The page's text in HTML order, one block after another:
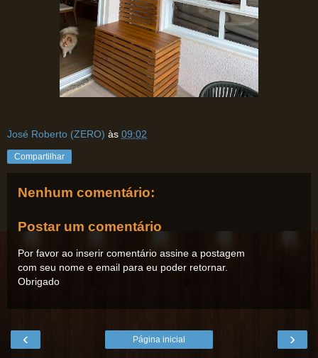
José Roberto (ZERO) às 09:02
Compartilhar
Nenhum comentário:
Postar um comentário
Por favor ao inserir comentário assine a postagem
com seu nome e email para eu poder retornar.
Obrigado
‹ ›
Página inicial